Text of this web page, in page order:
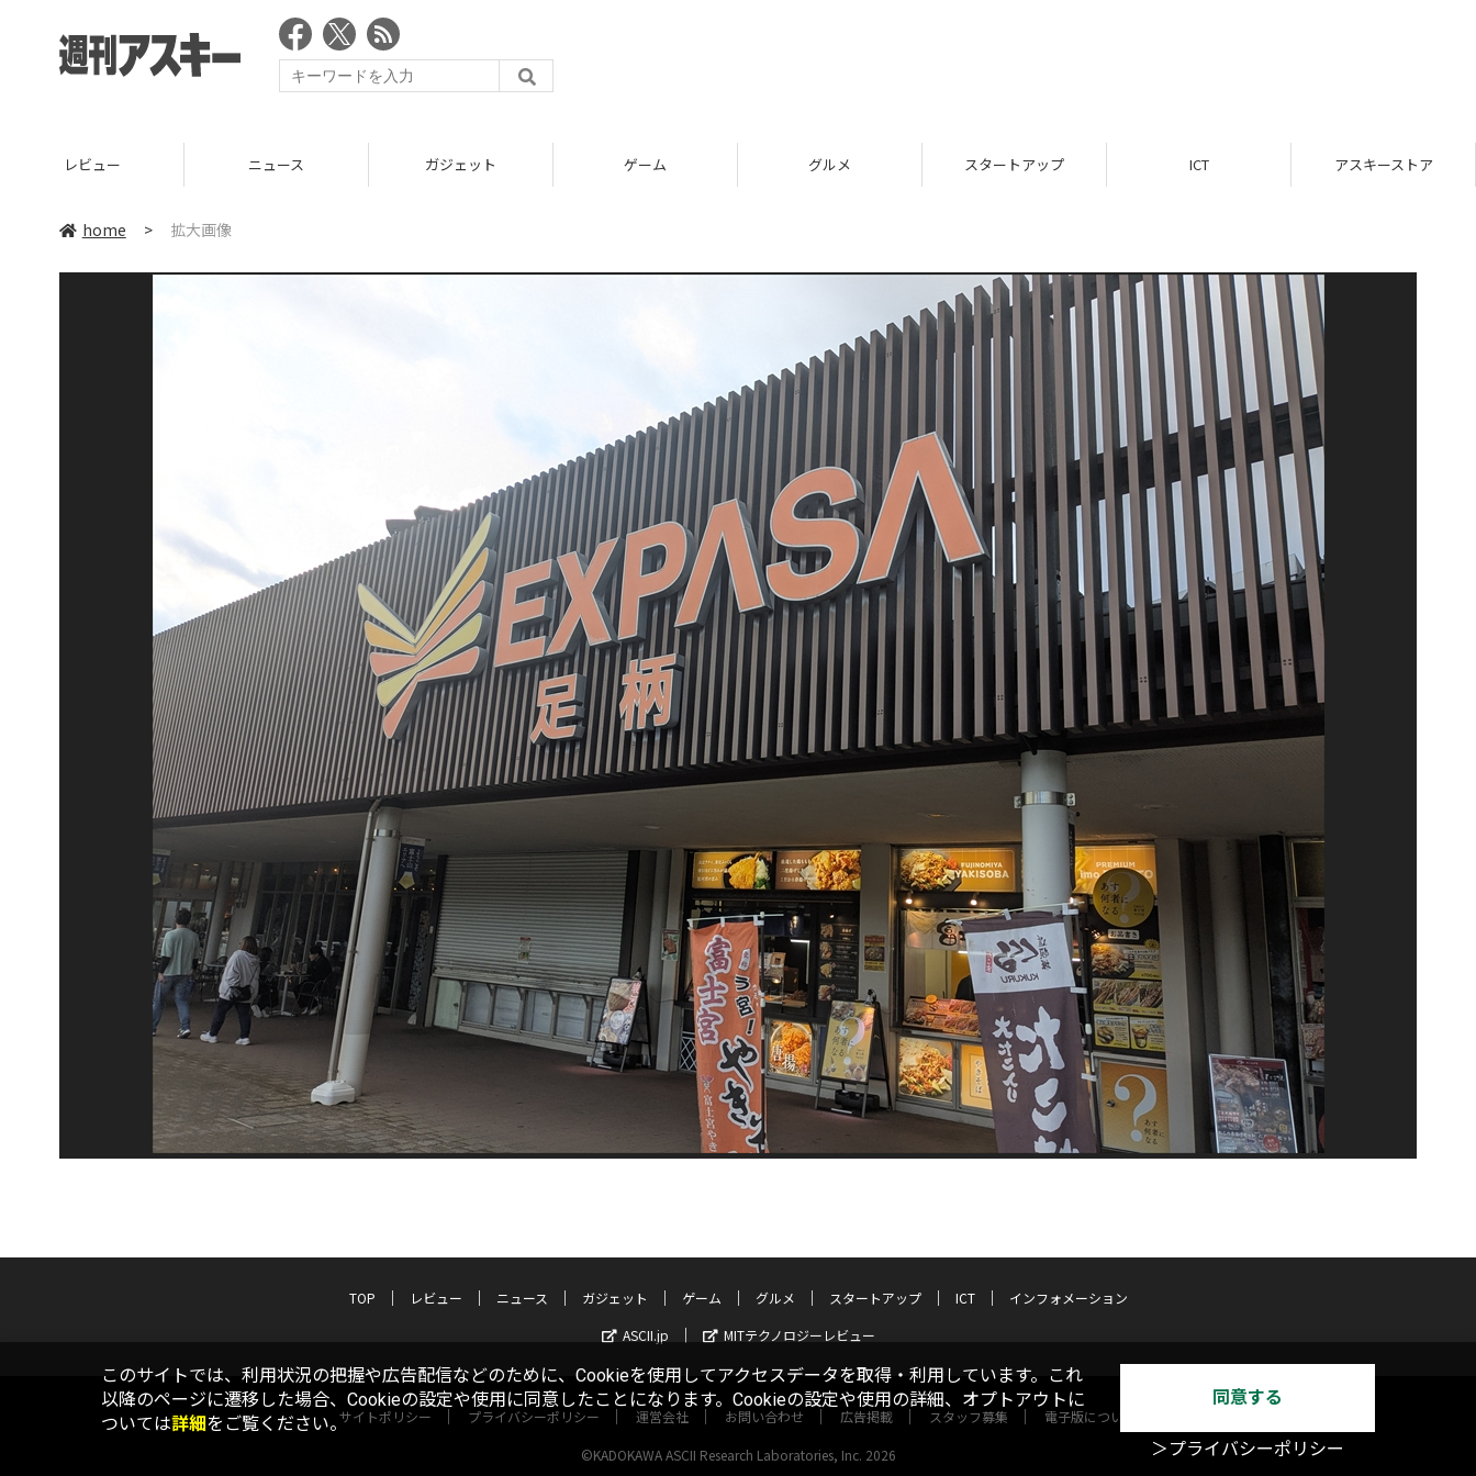
レビュー ニュース ガジェット ゲーム グルメ スタートアップ ICT アスキーストア
home > 拡大画像
TOP レビュー ニュース ガジェット ゲーム グルメ スタートアップ ICT
インフォメーション
ASCII.jp
MITテクノロジーレビュー
サイトポリシー プライバシーポリシー 運営会社 お問い合わせ 広告掲載 スタッフ募集 電子版について
©KADOKAWA ASCII Research Laboratories, Inc. 2026
このサイトでは、利用状況の把握や広告配信などのために、Cookieを使用してアクセスデータを取得・利用しています。これ
以降のページに遷移した場合、Cookieの設定や使用に同意したことになります。Cookieの設定や使用の詳細、オプトアウトに
ついては詳細をご覧ください。
同意する
＞プライバシーポリシー